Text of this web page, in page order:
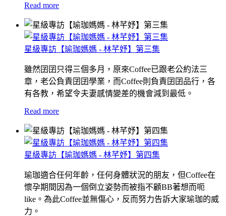
Read more
星級專訪【瑜珈媽媽 - 林芊妤】第三集
雖然囝囝只得三個多月，原來Coffee已跟老公約法三
章，老公負責囝囝學業，而Coffee則負責囝囝品行，各
有各教，希望令夫妻感情變差的機會減到最低。
Read more
星級專訪【瑜珈媽媽 - 林芊妤】第四集
瑜珈適合任何年齡，任何身體狀況的朋友，但Coffee在
懷孕期間因為一個倒立姿勢而被指不顧BB著想而呃
like。為此Coffee並無傷心，反而努力告訴大家瑜珈的威
力。